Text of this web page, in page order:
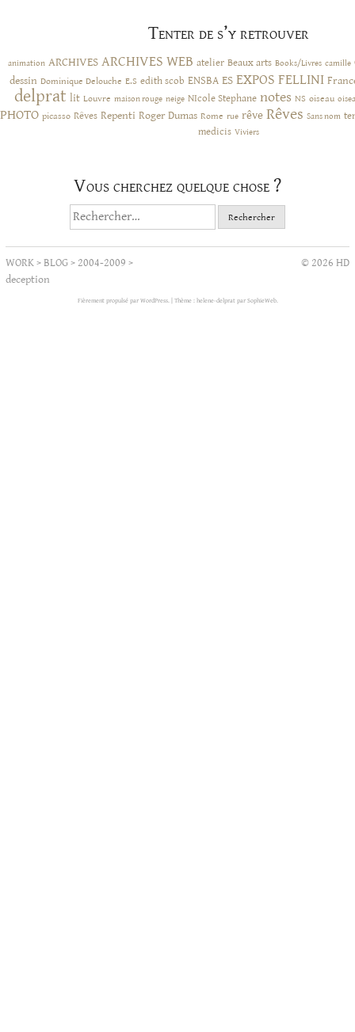
Tenter de s’y retrouver
animation ARCHIVES ARCHIVES WEB atelier Beaux arts Books/Livres camille
dessin Dominique Delouche E.S edith scob ENSBA ES EXPOS FELLINI
delprat lit Louvre maison rouge neige NIcole Stephane notes NS oiseau
PHOTO picasso Rêves Repenti Roger Dumas Rome rue rêve Rêves Sans nom
medicis Viviers
Vous cherchez quelque chose ?
Rechercher :
WORK>BLOG> 2004-2009 >
deception
© 2026 HD
Fièrement propulsé par WordPress. Thème : helene-delprat par SophieWeb.